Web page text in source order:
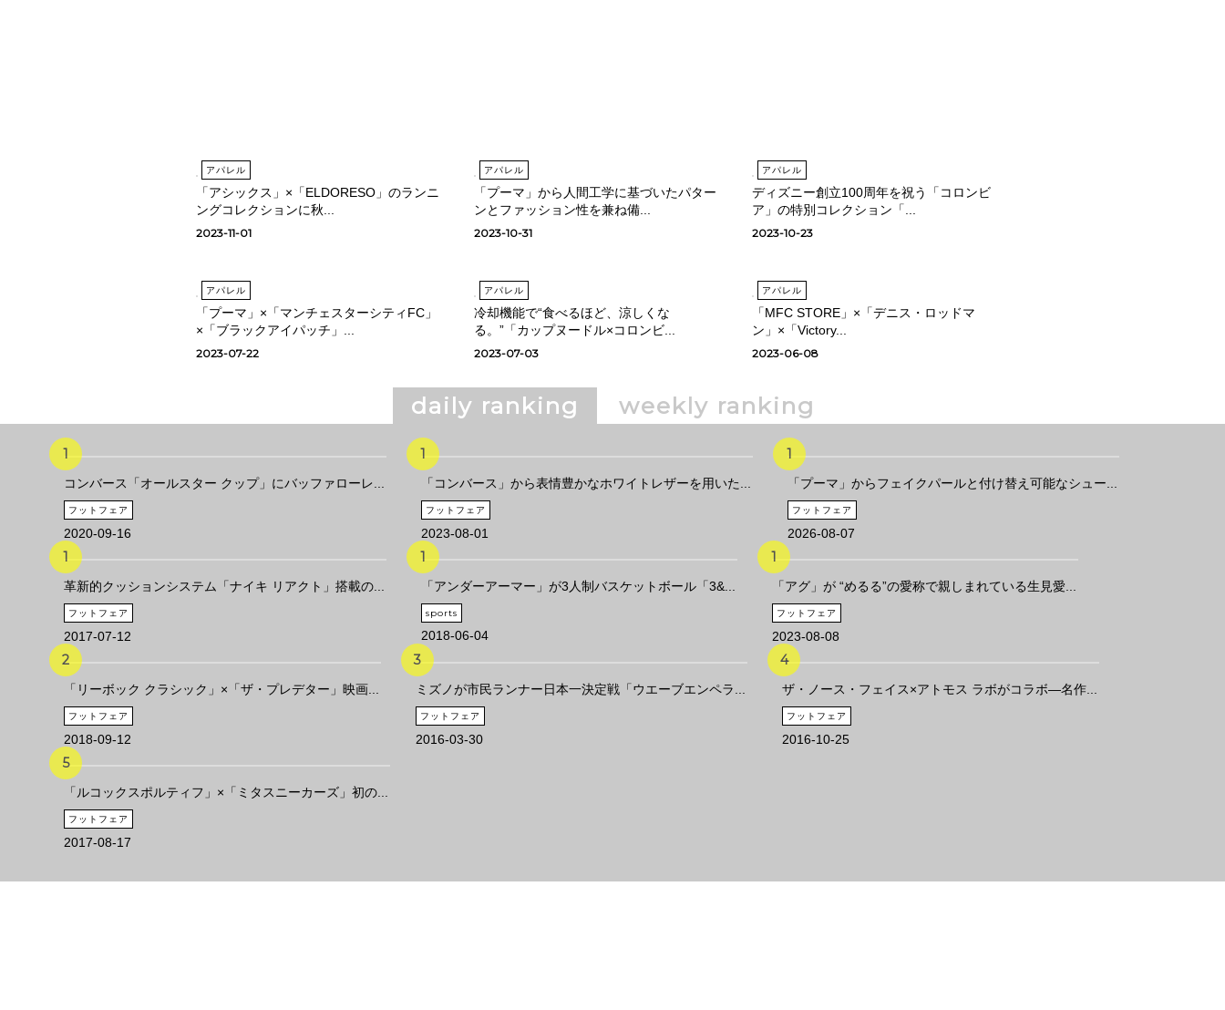
アパレル
「アシックス」×「ELDORESO」のランニ
ングコレクションに秋...
2023-11-01
アパレル
「プーマ」から人間工学に基づいたパター
ンとファッション性を兼ね備...
2023-10-31
アパレル
ディズニー創立100周年を祝う「コロンビ
ア」の特別コレクション「...
2023-10-23
アパレル
「プーマ」×「マンチェスターシティFC」
×「ブラックアイパッチ」...
2023-07-22
アパレル
冷却機能で“食べるほど、涼しくな
る。”「カップヌードル×コロンビ...
2023-07-03
アパレル
「MFC STORE」×「デニス・ロッドマ
ン」×「Victory...
2023-06-08
daily ranking weekly ranking
コンバース「オールスター クップ」にバッファローレ...
フットフェア
2020-09-16
「コンバース」から表情豊かなホワイトレザーを用いた...
フットフェア
2023-08-01
「プーマ」からフェイクパールと付け替え可能なシュー...
フットフェア
2026-08-07
革新的クッションシステム「ナイキ リアクト」搭載の...
フットフェア
2017-07-12
「アンダーアーマー」が3人制バスケットボール「3&...
sports
2018-06-04
「アグ」が “めるる”の愛称で親しまれている生見愛...
フットフェア
2023-08-08
「リーボック クラシック」×「ザ・プレデター」映画...
フットフェア
2018-09-12
ミズノが市民ランナー日本一決定戦「ウエーブエンペラ...
フットフェア
2016-03-30
ザ・ノース・フェイス×アトモス ラボがコラボ―名作...
フットフェア
2016-10-25
「ルコックスポルティフ」×「ミタスニーカーズ」初の...
フットフェア
2017-08-17